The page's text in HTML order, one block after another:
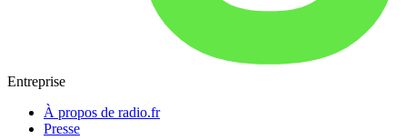
Entreprise
À propos de radio.fr
Presse